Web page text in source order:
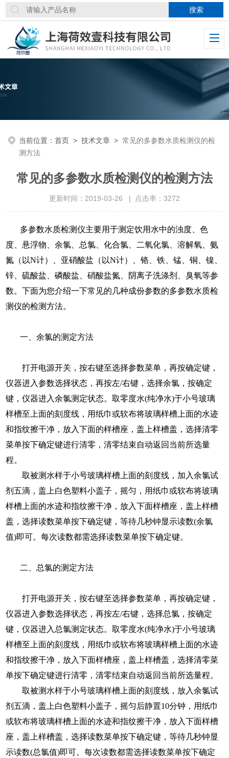
当前位置：首页 >技术文章 >常见的多参数水质检测仪的检
测方法
常见的多参数水质检测仪的检测方法
更新时间：2019-03-26 | 点击率：3272
多参数水质检测仪主要用于测定饮用水中的浊度、色
度、悬浮物、余氯、总氯、化合氯、二氧化氯、溶解氧、氨
氮（以N计）、亚硝酸盐（以N计）、铬、铁、锰、铜、镍、
锌、硫酸盐、磷酸盐、硝酸盐氮、阴离子洗涤剂、臭氧等参
数。下面为您介绍一下常见的几种成份参数的多参数水质检
测仪的检测方法。
一、余氯的测定方法
打开电源开关，按右键至选择参数菜单，再按确定键，
仪器进入参数选择状态，再按左/右键，选择余氯，按确定
键，仪器进入余氯测定状态。取零度水(纯净水)于小号玻璃
样槽至上面的刻度线，用纸巾或软布将玻璃样槽上面的水迹
和指纹擦干净，放入下面的样槽座，盖上样槽盖，选择清零
菜单按下确定键进行清零，清零结束自动返回当前所选量
程。
取被测水样于小号玻璃样槽上面的刻度线，加入余氯试
剂五滴，盖上白色塑料小盖子，摇匀，用纸巾或软布将玻璃
样槽上面的水迹和指纹擦干净，放入下面样槽座，盖上样槽
盖，选择读数菜单按下确定键，等待几秒钟显示读数(余氯
值)即可。每次读数都需选择读数菜单按下确定键。
二、总氯的测定方法
打开电源开关，按右键至选择参数菜单，再按确定键，
仪器进入参数选择状态，再按左/右键，选择总氯，按确定
键，仪器进入总氯测定状态。取零度水(纯净水)于小号玻璃
样槽至上面的刻度线，用纸巾或软布将玻璃样槽上面的水迹
和指纹擦干净，放入下面样槽座，盖上样槽盖，选择清零菜
单按下确定键进行清零，清零结束自动返回当前所选量程。
取被测水样于小号玻璃样槽上面的刻度线，放入余氯试
剂五滴，盖上白色塑料小盖子，摇匀后静置10分钟，用纸巾
或软布将玻璃样槽上面的水迹和指纹擦干净，放入下面样槽
座，盖上样槽盖，选择读数菜单按下确定键，等待几秒钟显
示读数(总氯值)即可。每次读数都需选择读数菜单按下确定